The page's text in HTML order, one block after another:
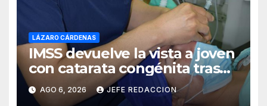
LÁZARO CÁRDENAS
IMSS devuelve la vista a joven
con catarata congénita tras
23 años de limitación visual
AGO 6, 2026 JEFE REDACCION